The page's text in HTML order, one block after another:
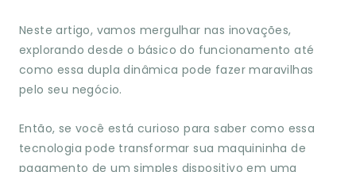
Neste artigo, vamos mergulhar nas inovações,
explorando desde o básico do funcionamento até
como essa dupla dinâmica pode fazer maravilhas
pelo seu negócio.
Então, se você está curioso para saber como essa
tecnologia pode transformar sua maquininha de
pagamento de um simples dispositivo em uma